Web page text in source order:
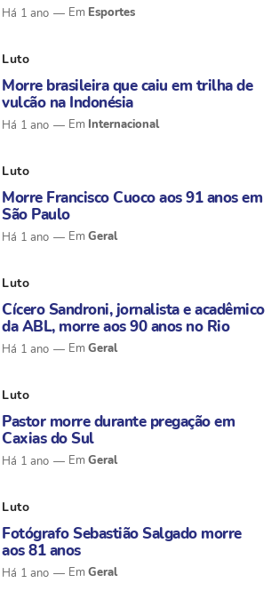
Há 1 ano Esportes
Luto
Morre brasileira que caiu em trilha de
vulcão na Indonésia
Há 1 ano Internacional
Luto
Morre Francisco Cuoco aos 91 anos em
São Paulo
Há 1 ano Geral
Luto
Cícero Sandroni, jornalista e acadêmico
da ABL, morre aos 90 anos no Rio
Há 1 ano Geral
Luto
Pastor morre durante pregação em
Caxias do Sul
Há 1 ano Geral
Luto
Fotógrafo Sebastião Salgado morre
aos 81 anos
Há 1 ano Geral